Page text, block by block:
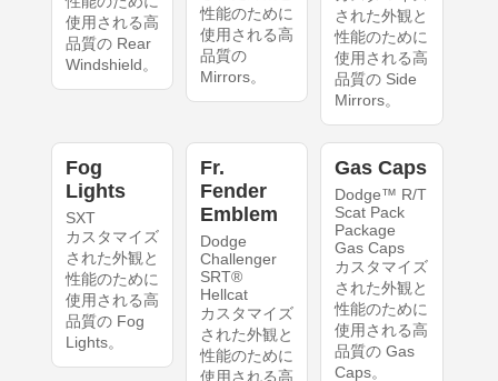
使用される高
品質の Rear
Windshield。
性能のために
使用される高
品質の
Mirrors。
された外観と
性能のために
使用される高
品質の Side
Mirrors。
Fog
Lights
SXT
カスタマイズ
された外観と
性能のために
使用される高
品質の Fog
Lights。
Fr.
Fender
Emblem
Dodge
Challenger
SRT®
Hellcat
カスタマイズ
された外観と
性能のために
使用される高
Gas Caps
Dodge™ R/T
Scat Pack
Package
Gas Caps
カスタマイズ
された外観と
性能のために
使用される高
品質の Gas
Caps。